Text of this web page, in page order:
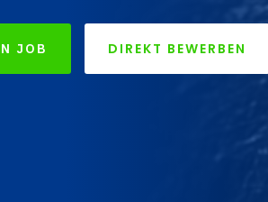
JOB DIREKT BEWERBEN